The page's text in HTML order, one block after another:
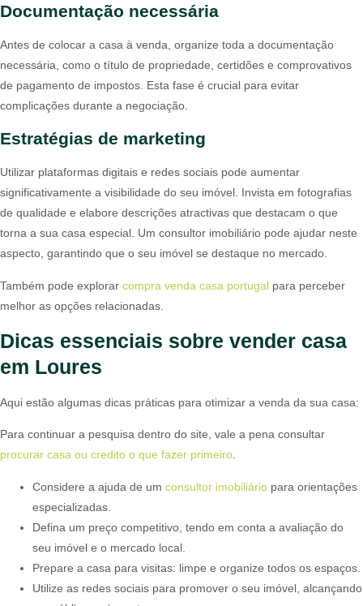
Documentação necessária
Antes de colocar a casa à venda, organize toda a documentação
necessária, como o título de propriedade, certidões e comprovativos
de pagamento de impostos. Esta fase é crucial para evitar
complicações durante a negociação.
Estratégias de marketing
Utilizar plataformas digitais e redes sociais pode aumentar
significativamente a visibilidade do seu imóvel. Invista em fotografias
de qualidade e elabore descrições atractivas que destacam o que
torna a sua casa especial. Um consultor imobiliário pode ajudar neste
aspecto, garantindo que o seu imóvel se destaque no mercado.
Também pode explorar compra venda casa portugal para perceber
melhor as opções relacionadas.
Dicas essenciais sobre vender casa
em Loures
Aqui estão algumas dicas práticas para otimizar a venda da sua casa:
Para continuar a pesquisa dentro do site, vale a pena consultar
procurar casa ou credito o que fazer primeiro.
Considere a ajuda de um consultor imobiliário para orientações
especializadas.
Defina um preço competitivo, tendo em conta a avaliação do
seu imóvel e o mercado local.
Prepare a casa para visitas: limpe e organize todos os espaços.
Utilize as redes sociais para promover o seu imóvel, alcançando